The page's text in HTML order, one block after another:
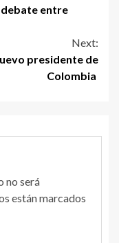
debate entre
Next:
presidente de
Colombia
no será
están marcados